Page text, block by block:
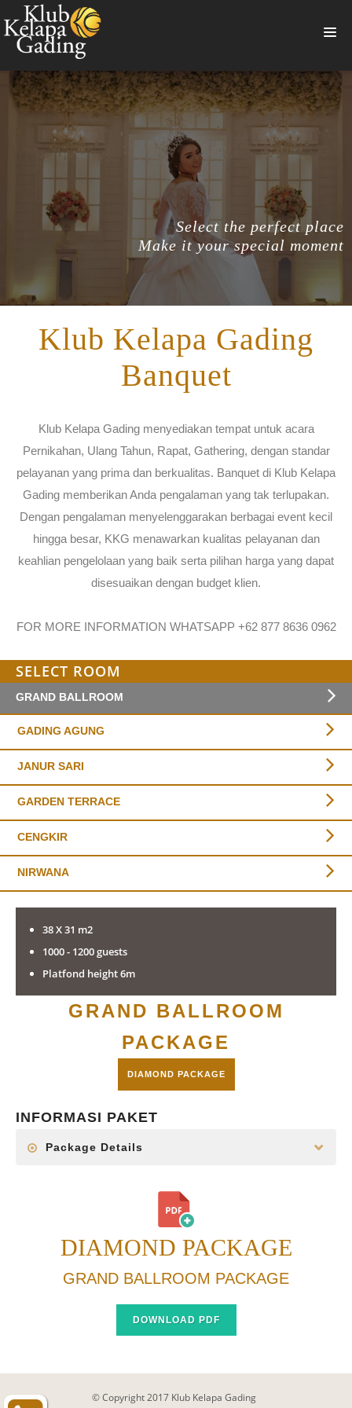
HOME
MEMBERSHIP
BANQUET
RESTAURANT
THE CLUB
BOOKING
SUMMERVILLE
Select the perfect place
Make it your special moment
Klub Kelapa Gading
Banquet
Klub Kelapa Gading menyediakan tempat untuk acara
Pernikahan, Ulang Tahun, Rapat, Gathering, dengan standar
pelayanan yang prima dan berkualitas. Banquet di Klub Kelapa
Gading memberikan Anda pengalaman yang tak terlupakan.
Dengan pengalaman menyelenggarakan berbagai event kecil
hingga besar, KKG menawarkan kualitas pelayanan dan
keahlian pengelolaan yang baik serta pilihan harga yang dapat
disesuaikan dengan budget klien.
FOR MORE INFORMATION WHATSAPP +62 877 8636 0962
SELECT ROOM
GRAND BALLROOM
GADING AGUNG
JANUR SARI
GARDEN TERRACE
CENGKIR
NIRWANA
38 X 31 m2
1000 - 1200 guests
Platfond height 6m
GRAND BALLROOM
PACKAGE
DIAMOND PACKAGE
INFORMASI PAKET
Package Details
DIAMOND PACKAGE
GRAND BALLROOM PACKAGE
DOWNLOAD PDF
© Copyright 2017 Klub Kelapa Gading